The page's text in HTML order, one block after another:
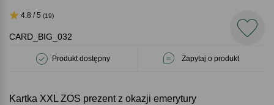
CARD_BIG_032
Produkt dostępny Zapytaj o produkt
4.8 / 5 (19)
Kartka XXL ZOS prezent z okazji emerytury